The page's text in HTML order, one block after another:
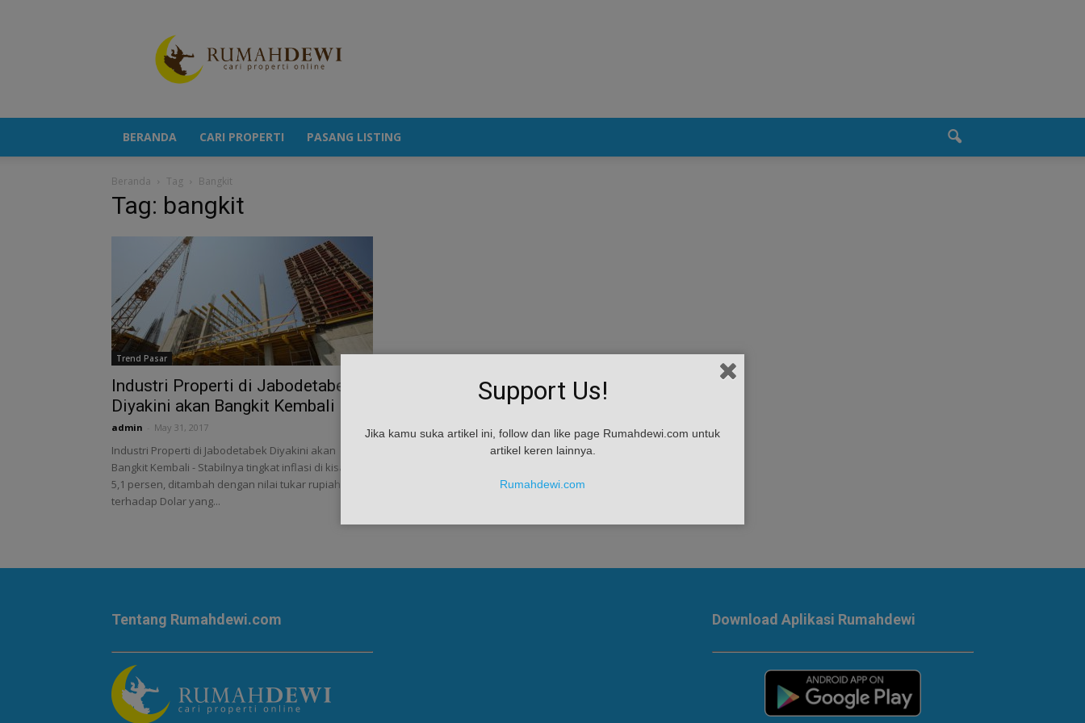
Berita
Properti
Terkini
BERANDA CARI PROPERTI PASANG LISTING
Beranda Tag Bangkit
Tag: bangkit
Trend Pasar
Industri Properti di Jabodetabek
Diyakini akan Bangkit Kembali
admin May 31, 2017
Industri Properti di Jabodetabek Diyakini akan
Bangkit Kembali - Stabilnya tingkat inflasi di kisaran
5,1 persen, ditambah dengan nilai tukar rupiah
terhadap Dolar yang...
Tentang Rumahdewi.com Download Aplikasi Rumahdewi
Support Us!
Jika kamu suka artikel ini, follow dan like page Rumahdewi.com untuk
artikel keren lainnya.
Rumahdewi.com